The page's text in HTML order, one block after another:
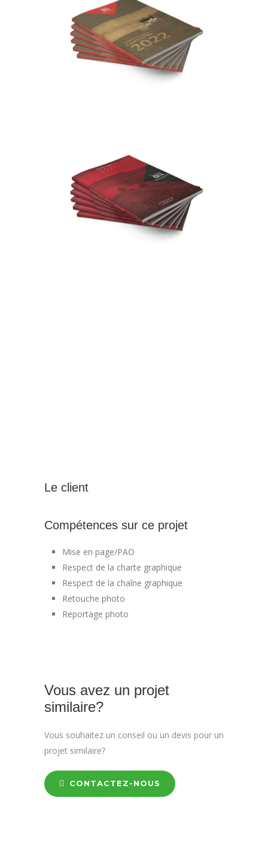
Le client
Compétences sur ce projet
Mise en page/PAO
Respect de la charte graphique
Respect de la chaîne graphique
Retouche photo
Reportage photo
Vous avez un projet
similaire?
Vous souhaitez un conseil ou un devis pour un
projet similaire?
CONTACTEZ-NOUS